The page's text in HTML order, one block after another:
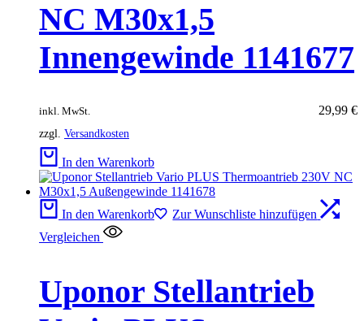
NC M30x1,5
Innengewinde 1141677
29,99 €
inkl. MwSt.
zzgl. Versandkosten
In den Warenkorb
In den Warenkorb
Zur Wunschliste hinzufügen
Vergleichen
Uponor Stellantrieb